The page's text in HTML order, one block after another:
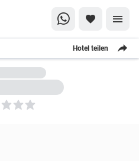
Hotel teilen